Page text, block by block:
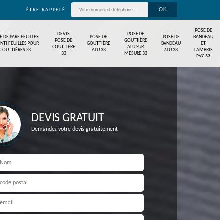
ÊTRE RAPPELÉ
DE PARE FEUILLES
FEUILLES POUR
GOUTTIÈRES 33
DEVIS
POSE DE
GOUTTIÈRE
33
POSE DE
GOUTTIÈRE
ALU 33
POSE DE
GOUTTIÈRE
ALU SUR
MESURE 33
POSE DE
BANDEAU
ALU 33
POSE DE
BANDEAU
ET
LAMBRIS
PVC 33
DEVIS GRATUIT
Demandez votre devis gratuitement